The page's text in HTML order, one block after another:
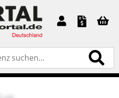
»Podestleitern
» Rollbare
68 – Ausstieg hinten